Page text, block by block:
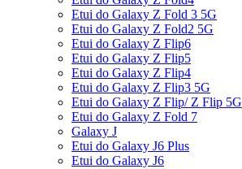
Etui do Galaxy Z Fold 3 5G
Etui do Galaxy Z Fold2 5G
Etui do Galaxy Z Flip6
Etui do Galaxy Z Flip5
Etui do Galaxy Z Flip4
Etui do Galaxy Z Flip3 5G
Etui do Galaxy Z Flip/ Z Flip 5G
Etui do Galaxy Z Fold 7
Galaxy J
Etui do Galaxy J6 Plus
Etui do Galaxy J6